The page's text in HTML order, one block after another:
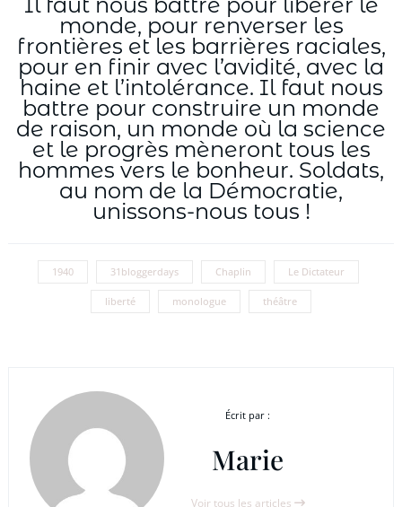
Il faut nous battre pour libérer le
monde, pour renverser les
frontières et les barrières raciales,
pour en finir avec l’avidité, avec la
haine et l’intolérance. Il faut nous
battre pour construire un monde
de raison, un monde où la science
et le progrès mèneront tous les
hommes vers le bonheur. Soldats,
au nom de la Démocratie,
unissons-nous tous !
1940 31bloggerdays Chaplin Le Dictateur
liberté monologue théâtre
Écrit par :
Marie
Voir tous les articles